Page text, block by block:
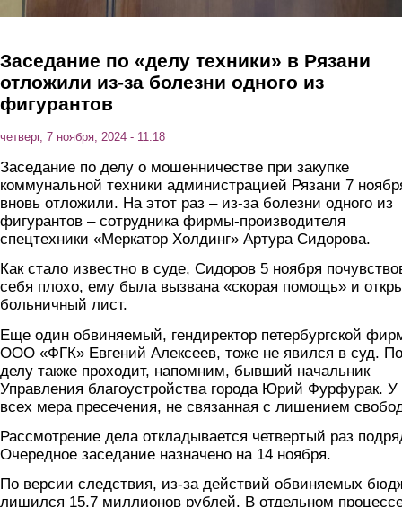
Заседание по «делу техники» в Рязани
отложили из-за болезни одного из
фигурантов
четверг, 7 ноября, 2024 - 11:18
Заседание по делу о мошенничестве при закупке
коммунальной техники администрацией Рязани 7
вновь отложили. На этот раз – из-за болезни одного из
фигурантов – сотрудника фирмы-производителя
спецтехники «Меркатор Холдинг» Артура Сидорова.
Как стало известно в суде, Сидоров 5 ноября
себя плохо, ему была вызвана «скорая помощь» и
больничный лист.
Еще один обвиняемый, гендиректор петербургской
ООО «ФГК» Евгений Алексеев, тоже не явился в суд. По
делу также проходит, напомним, бывший начальник
Управления благоустройства города Юрий Фурфурак. У
всех мера пресечения, не связанная с лишением
Рассмотрение дела откладывается четвертый раз
Очередное заседание назначено на 14 ноября.
По версии следствия, из-за действий обвиняемых
лишился 15,7 миллионов рублей. В отдельном